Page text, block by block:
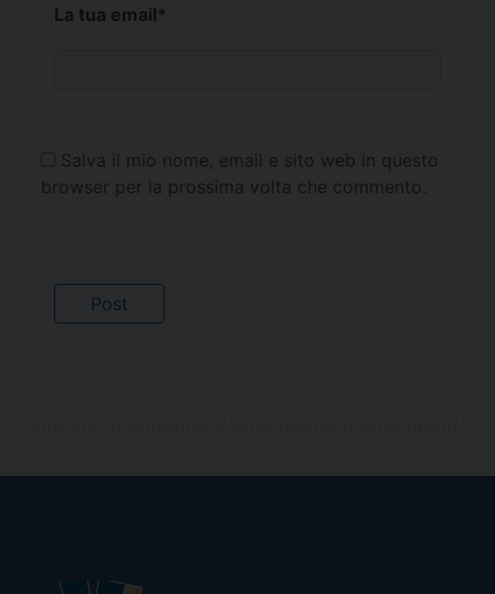
La tua email*
Salva il mio nome, email e sito web in questo
browser per la prossima volta che commento.